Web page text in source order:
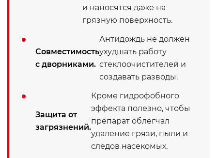
и наносятся даже на
грязную поверхность.
Совместимость
с дворниками.
Антидождь не должен
ухудшать работу
стеклоочистителей и
создавать разводы.
Защита от
загрязнений.
Кроме гидрофобного
эффекта полезно, чтобы
препарат облегчал
удаление грязи, пыли и
следов насекомых.